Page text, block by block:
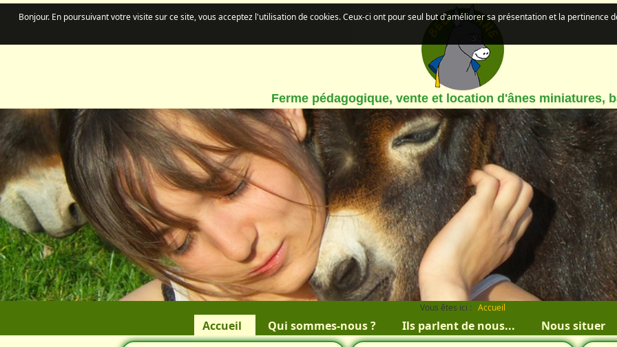
Bonjour. En poursuivant votre visite sur ce site, vous acceptez l'utilisation de cookies. Ceux-ci ont pour seul but d'améliorer sa présentation et la pertinence
Ferme pédagogique, vente et location d'ânes miniatures,
Vous êtes ici : Accueil
Accueil Qui sommes-nous ? Ils parlent de nous... Nous situer